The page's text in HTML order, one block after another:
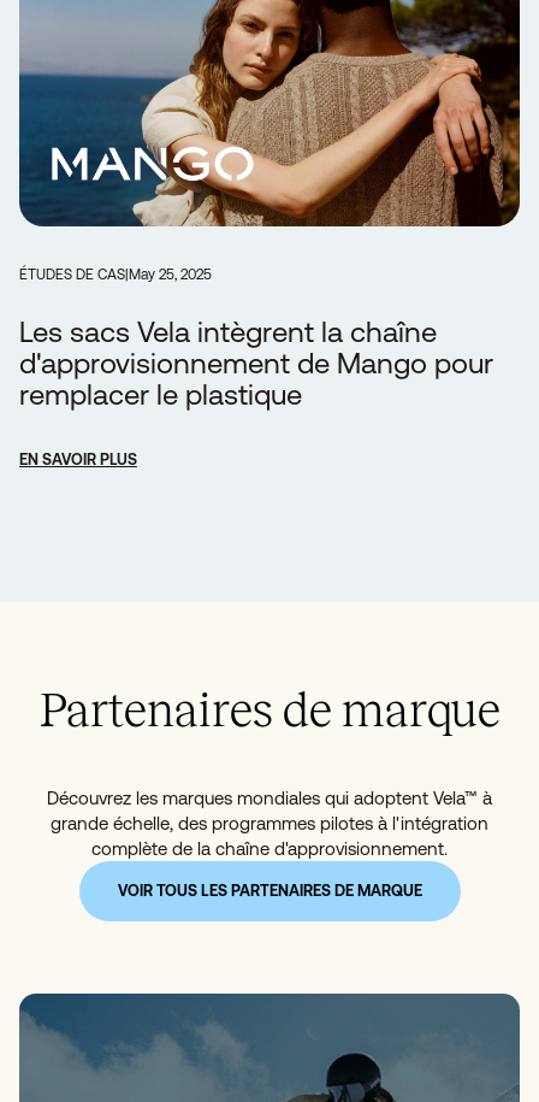
ÉTUDES DE CAS May 25, 2025
Les sacs Vela intègrent la chaîne
d'approvisionnement de Mango pour
remplacer le plastique
EN SAVOIR PLUS
Partenaires de marque
Découvrez les marques mondiales qui adoptent Vela™ à
grande échelle, des programmes pilotes à l'intégration
complète de la chaîne d'approvisionnement.
VOIR TOUS LES PARTENAIRES DE MARQUE